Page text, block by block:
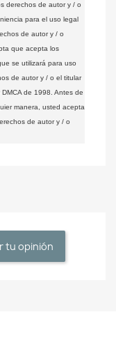
derechos de autor y / o
para el uso legal
de autor y / o
que acepta los
se utilizará para uso
de autor y / o el titular
de 1998. Antes de
manera, usted acepta
de autor y / o
tu opinión